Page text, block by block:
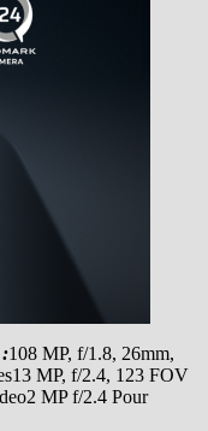
:108 MP, f/1.8, 26mm,
MP, f/2.4, 123 FOV
MP f/2.4 Pour